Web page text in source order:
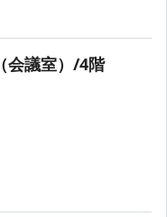
会議室）/4階